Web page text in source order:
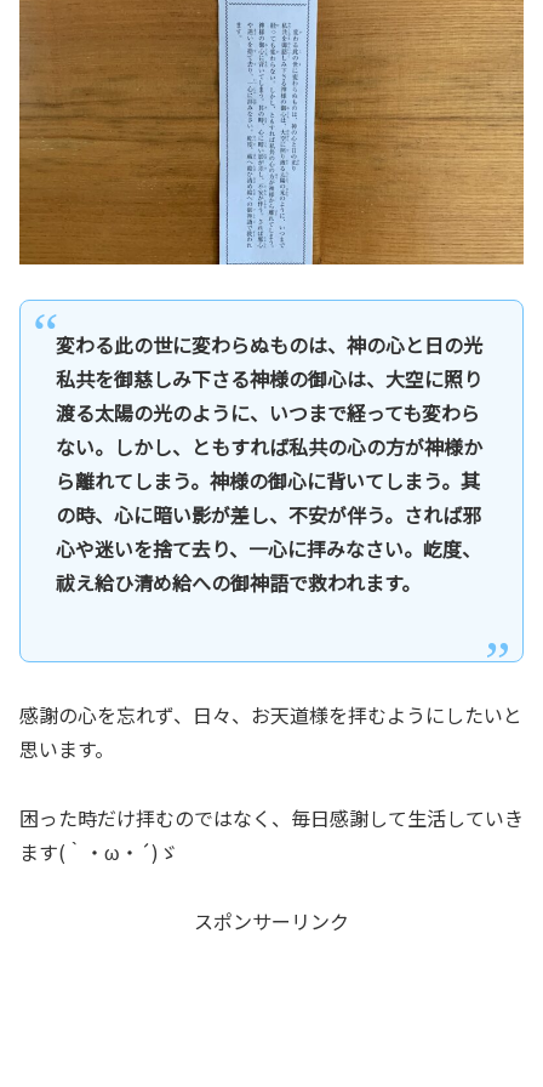
変わる此の世に変わらぬものは、神の心と日の光
私共を御慈しみ下さる神様の御心は、大空に照り
渡る太陽の光のように、いつまで経っても変わら
ない。しかし、ともすれば私共の心の方が神様か
ら離れてしまう。神様の御心に背いてしまう。其
の時、心に暗い影が差し、不安が伴う。されば邪
心や迷いを捨て去り、一心に拝みなさい。屹度、
祓え給ひ清め給への御神語で救われます。
感謝の心を忘れず、日々、お天道様を拝むようにしたいと
思います。
困った時だけ拝むのではなく、毎日感謝して生活していき
ます(｀・ω・´)ゞ
スポンサーリンク